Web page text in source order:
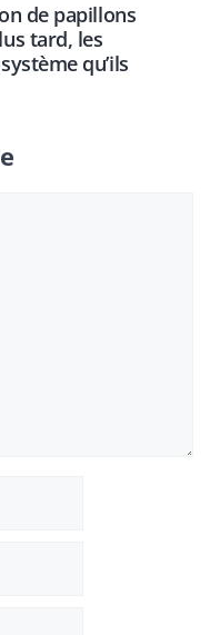
de papillons
tard, les
qu’ils